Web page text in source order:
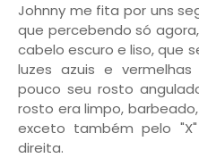
Johnny me fita por uns
que percebendo só
cabelo escuro e liso, que
luzes azuis e
pouco seu rosto
rosto era limpo,
exceto também pelo
direita.